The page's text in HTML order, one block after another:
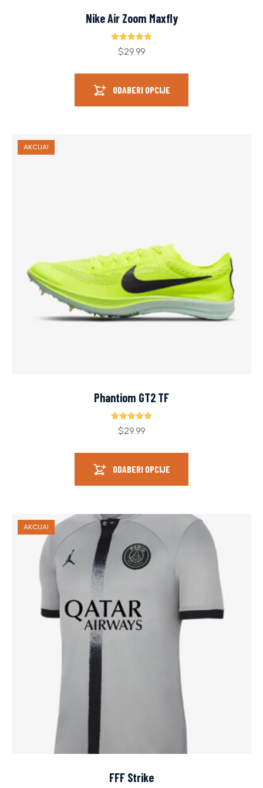
Nike Air Zoom Maxfly
Ocjenjeno
5.00
$29.99
ODABERI OPCIJE
AKCIJA!
Phantiom GT2 TF
Ocjenjeno
5.00
$29.99
ODABERI OPCIJE
AKCIJA!
FFF Strike